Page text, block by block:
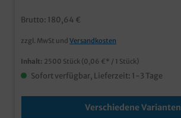
Eichstrich für den rechtssicheren
bedruckbar
Brutto: 180,64 €
zzgl. MwSt und Versandkosten
Inhalt: 2500 Stück (0,06 €* / 1 Stück)
Sofort verfügbar, Lieferzeit: 1-3 Tage
Verschiedene Varianten